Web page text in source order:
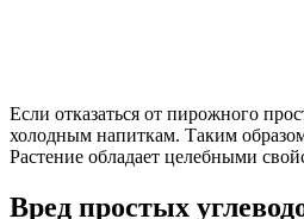
Если отказаться от пирожного
холодным напиткам. Таким
Растение обладает целебными
Вред простых